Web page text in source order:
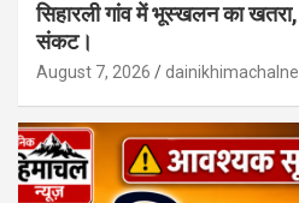
सिहारली गांव में भूस्खलन का
संकट।
August 7, 2026